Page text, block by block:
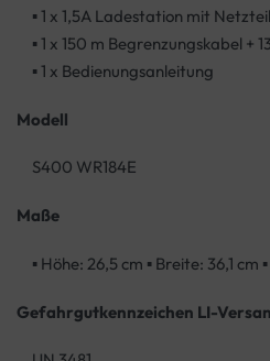
▪ 1 x 1,5A Ladestation mit
▪ 1 x 150 m Begrenzungskabel +
▪ 1 x Bedienungsanleitung
Modell
S400 WR184E
Maße
▪ Höhe: 26,5 cm ▪ Breite: 36,1 cm
Gefahrgutkennzeichen LI-